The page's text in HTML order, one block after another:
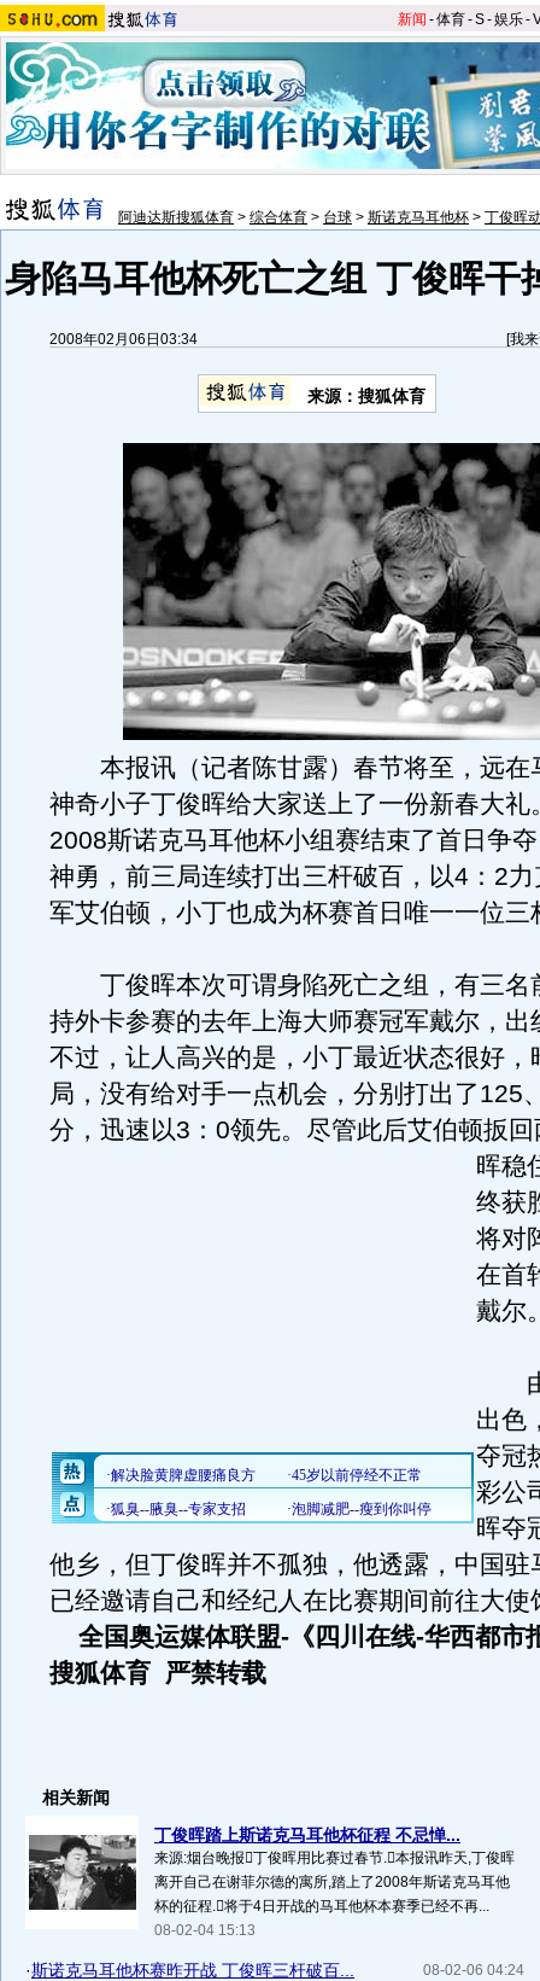
新闻 -体育-S-娱乐-
阿迪达斯搜狐体育 > 综合体育 > 台球 > 斯诺克马耳他杯 > 丁俊晖
身陷马耳他杯死亡之组 丁俊晖干
2008年02月06日03:34 [我
来源：搜狐体育
本报讯（记者陈甘露）春节将至，远在
神奇小子丁俊晖给大家送上了一份新春大礼
2008斯诺克马耳他杯小组赛结束了首日争
神勇，前三局连续打出三杆破百，以4：2
军艾伯顿，小丁也成为杯赛首日唯一一位三
丁俊晖本次可谓身陷死亡之组，有三名
持外卡参赛的去年上海大师赛冠军戴尔，出
不过，让人高兴的是，小丁最近状态很好，
局，没有给对手一点机会，分别打出了125
分，迅速以3：0领先。 尽管此后艾伯顿扳
晖稳
终获
将对
在首
戴尔
由
出色
夺冠
彩公
晖夺
他乡，但丁俊晖并不孤独，他透露，中国驻
已经邀请自己和经纪人在比赛期间前往大使
全国奥运媒体联盟-《四川在线-华西都市
搜狐体育 严禁转载
相关新闻
丁俊晖踏上斯诺克马耳他杯征程 不忌惮...
来源:烟台晚报丁俊晖用比赛过春节.本报讯昨天,丁俊晖
离开自己在谢菲尔德的寓所,踏上了2008年斯诺克马耳他
杯的征程.将于4日开战的马耳他杯本赛季已经不再...
08-02-04 15:13
08-02-06 04:24
·斯诺克马耳他杯赛昨开战 丁俊晖三杆破百...